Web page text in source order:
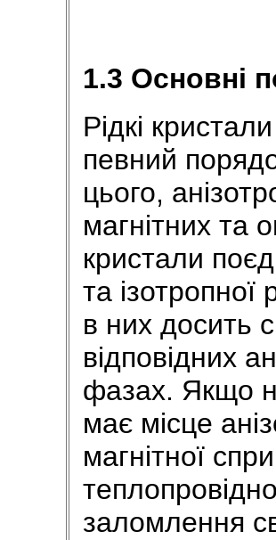
1.3 Основні
Рідкі
певний
цього,
магнітних та
кристали
та ізотропної
в них досить
відповідних
фазах. Якщо
має місце
магнітної
заломлення